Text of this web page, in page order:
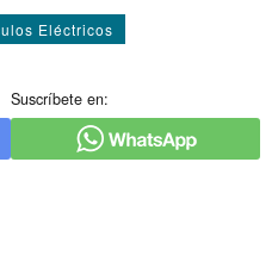
Eléctricos
Suscríbete en: